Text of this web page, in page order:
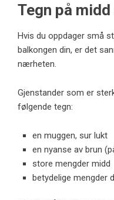
Tegn på
Hvis du oppdager små
balkongen din, er det
nærheten.
Gjenstander som er
følgende tegn:
en muggen, sur lukt
en nyanse av brun
store mengder midd
betydelige mengder